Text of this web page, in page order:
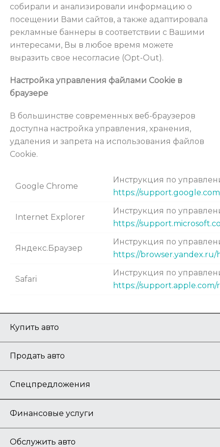
собирали и анализировали информацию о
посещении Вами сайтов, а также адаптировала
рекламные баннеры в соответствии с Вашими
интересами, Вы в любое время можете
выразить свое несогласие (Opt-Out).
Настройка управления файлами Cookie в
браузере
В большинстве современных веб-браузеров
доступна настройка управления, хранения,
удаления и запрета на использования файлов
Cookie.
Google Chrome
Инструкция по
https://
Internet Explorer
Инструкция по
https://
Яндекс.Браузер
Инструкция по
https://
Safari
Инструкция по
https://support.apple.com/
Купить авто
Продать авто
Спецпредложения
Финансовые услуги
Обслужить авто